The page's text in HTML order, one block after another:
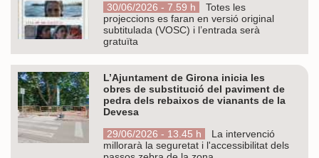
30/06/2026 - 7.59 h
Totes les
projeccions es faran en versió original
subtitulada (VOSC) i l’entrada serà
gratuïta
L’Ajuntament de Girona inicia les
obres de substitució del paviment de
pedra dels rebaixos de vianants de la
Devesa
29/06/2026 - 13.45 h
La intervenció
millorarà la seguretat i l'accessibilitat dels